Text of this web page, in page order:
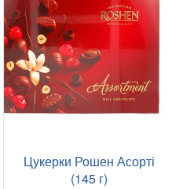
Цукерки Рошен Асорті
(145 г)